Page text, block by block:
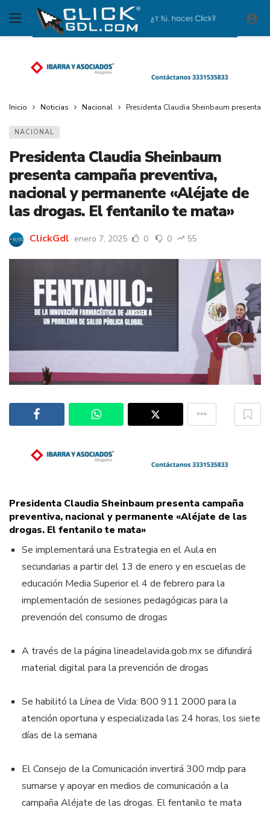
Inicio Noticias Nacional Presidenta Claudia Sheinbaum presenta
NACIONAL
Presidenta Claudia Sheinbaum
presenta campaña preventiva,
nacional y permanente «Aléjate de
las drogas. El fentanilo te mata»
ClickGdl enero 7, 2025 0 0 55
Presidenta Claudia Sheinbaum presenta campaña
preventiva, nacional y permanente «Aléjate de las
drogas. El fentanilo te mata»
Se implementará una Estrategia en el Aula en
secundarias a partir del 13 de enero y en escuelas de
educación Media Superior el 4 de febrero para la
implementación de sesiones pedagógicas para la
prevención del consumo de drogas
A través de la página lineadelavida.gob.mx se difundirá
material digital para la prevención de drogas
Se habilitó la Línea de Vida: 800 911 2000 para la
atención oportuna y especializada las 24 horas, los siete
días de la semana
El Consejo de la Comunicación invertirá 300 mdp para
sumarse y apoyar en medios de comunicación a la
campaña Aléjate de las drogas. El fentanilo te mata